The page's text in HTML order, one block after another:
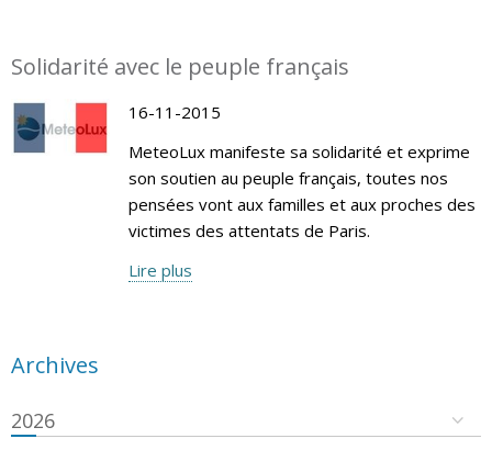
Solidarité avec le peuple français
16-11-2015
MeteoLux manifeste sa solidarité et exprime
son soutien au peuple français, toutes nos
pensées vont aux familles et aux proches des
victimes des attentats de Paris.
Lire plus
Archives
2026